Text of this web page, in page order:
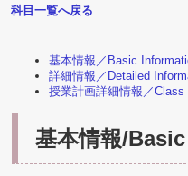
科目一覧へ戻る
基本情報／Basic
詳細情報／Detailed
授業計画詳細情報／
基本情報/